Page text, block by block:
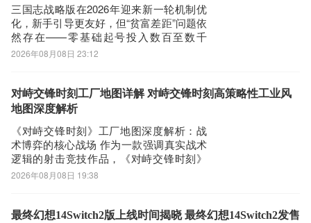
三国志战略版在2026年迎来新一轮机制优
化，新手引导更友好，但“贫富差距”问题依
然存在——零基础起号投入数百至数千
元，资源积累与战力成长仍显缓慢。相较
性，在账号转移与资产归属上具备天然适
配性，而选择可靠平台尤为关键。下文基
2026年08月08日 23:12
对峙交锋时刻工厂地图详解 对峙交锋时刻高策略性工业风
地图深度解析
《对峙交锋时刻》工厂地图深度解析：战
术博弈的核心战场 作为一款强调真实战术
逻辑的射击竞技作品，《对峙交锋时刻》
在地图设计层面展现出高度的专业性与策
既支持中远距离火力压制，也兼容近距离
2026年08月08日 19:38
最终幻想14Switch2版上线时间揭晓 最终幻想14Switch2发售